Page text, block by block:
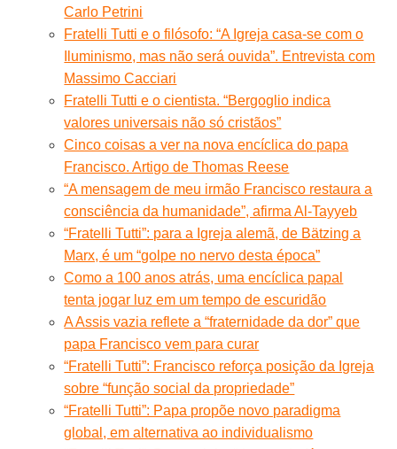
Carlo Petrini
Fratelli Tutti e o filósofo: “A Igreja casa-se com o
Iluminismo, mas não será ouvida”. Entrevista com
Massimo Cacciari
Fratelli Tutti e o cientista. “Bergoglio indica
valores universais não só cristãos”
Cinco coisas a ver na nova encíclica do papa
Francisco. Artigo de Thomas Reese
“A mensagem de meu irmão Francisco restaura a
consciência da humanidade”, afirma Al-Tayyeb
“Fratelli Tutti”: para a Igreja alemã, de Bätzing a
Marx, é um “golpe no nervo desta época”
Como a 100 anos atrás, uma encíclica papal
tenta jogar luz em um tempo de escuridão
A Assis vazia reflete a “fraternidade da dor” que
papa Francisco vem para curar
“Fratelli Tutti”: Francisco reforça posição da Igreja
sobre “função social da propriedade”
“Fratelli Tutti”: Papa propõe novo paradigma
global, em alternativa ao individualismo